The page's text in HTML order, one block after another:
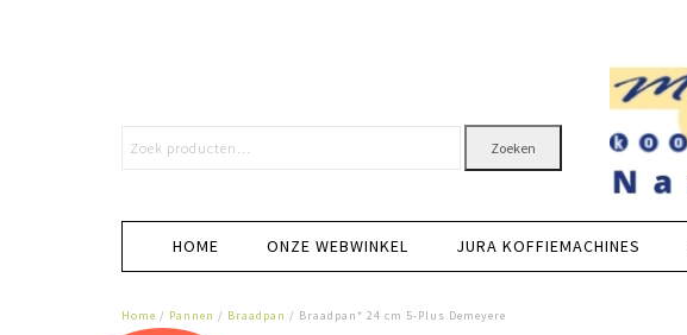
Zoeken
HOME ONZE WEBWINKEL JURA KOFFIEMACHINES
Home / Pannen / Braadpan / Braadpan* 24 cm 5-Plus Demeyere